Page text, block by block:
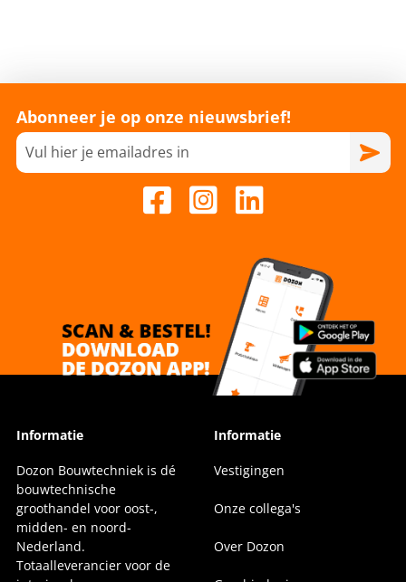
Abonneer je op onze nieuwsbrief!
Informatie
Dozon Bouwtechniek is dé
bouwtechnische
groothandel voor oost-,
midden- en noord-
Nederland.
Totaalleverancier voor de
Informatie
Vestigingen
Onze collega's
Over Dozon